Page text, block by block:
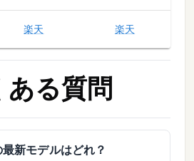
楽天 楽天
ある質問
新モデルはどれ？